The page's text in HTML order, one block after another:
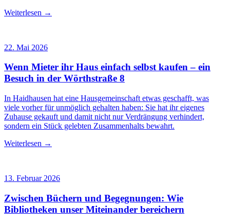
Weiterlesen →
22. Mai 2026
Wenn Mieter ihr Haus einfach selbst kaufen – ein
Besuch in der Wörthstraße 8
In Haidhausen hat eine Hausgemeinschaft etwas geschafft, was
viele vorher für unmöglich gehalten haben: Sie hat ihr eigenes
Zuhause gekauft und damit nicht nur Verdrängung verhindert,
sondern ein Stück gelebten Zusammenhalts bewahrt.
Weiterlesen →
13. Februar 2026
Zwischen Büchern und Begegnungen: Wie
Bibliotheken unser Miteinander bereichern